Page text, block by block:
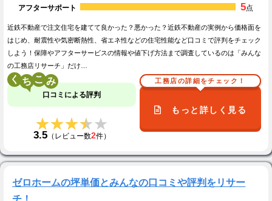
アフターサポート
5点
近鉄不動産で注文住宅を建てて良かった？悪かった？近鉄不動産の実例から価格面を
はじめ、耐震性や気密断熱性、省エネ性などの住宅性能など口コミで評判をチェック
しよう！保障やアフターサービスの情報や値下げ方法まで調査しているのは「みんな
の工務店リサーチ」だけ…
く こ
口コミによる評判
★★★★★
★★★★★
3.5（レビュー数2件）
工務店の詳細をチェック！
もっと詳しく見る
ゼロホームの坪単価とみんなの口コミや評判をリサー
チ！